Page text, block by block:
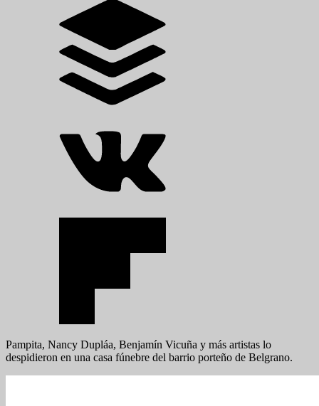
Pampita, Nancy Dupláa, Benjamín Vicuña y más artistas lo
despidieron en una casa fúnebre del barrio porteño de Belgrano.